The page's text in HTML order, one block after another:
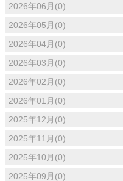
2026年06月(0)
2026年05月(0)
2026年04月(0)
2026年03月(0)
2026年02月(0)
2026年01月(0)
2025年12月(0)
2025年11月(0)
2025年10月(0)
2025年09月(0)